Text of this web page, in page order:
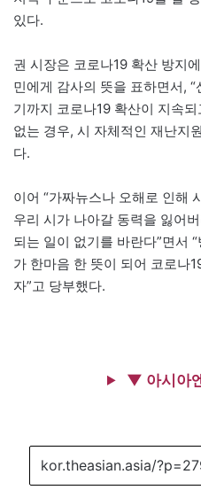
있다.
권 시장은 코로나19 확산 방지
민에게 감사의 뜻을 표하면서,
기까지 코로나19 확산이 지속
없는 경우, 시 자체적인 재난지
다.
이어 “가짜뉴스나 오해로 인해
우리 시가 나아갈 동력을 잃어
되는 일이 없기를 바란다”면서
가 한마음 한 뜻이 되어 코로나
자”고 당부했다.
▼ 아시아